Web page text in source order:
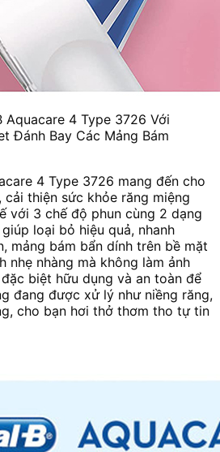
Aquacare 4 Type 3726 Với
Đánh Bay Các Mảng Bám
4 Type 3726 mang đến cho
cải thiện sức khỏe răng miệng
với 3 chế độ phun cùng 2 dạng
loại bỏ hiệu quả, nhanh
mảng bám bẩn dính trên bề mặt
nhẹ nhàng mà không làm ảnh
biệt hữu dụng và an toàn để
đang được xử lý như niềng răng,
cho bạn hơi thở thơm tho tự tin